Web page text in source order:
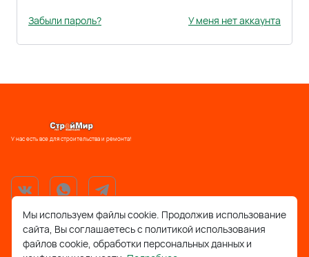
Забыли пароль? У меня нет аккаунта
У нас есть все для строительства и ремонта!
support@stroymir48.ru
Мы используем файлы cookie. Продолжив использование
сайта, Вы соглашаетесь с политикой использования
файлов cookie, обработки персональных данных и